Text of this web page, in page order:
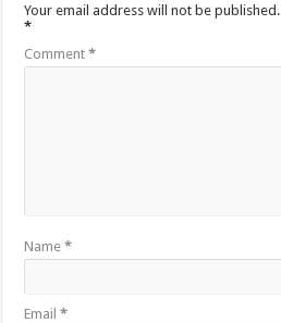
Your email address will not be published.
*
Comment*
Name*
Email*